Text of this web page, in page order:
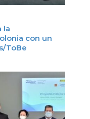
la
con un
ToBe